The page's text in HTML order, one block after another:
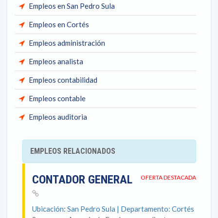
Empleos en San Pedro Sula
Empleos en Cortés
Empleos administración
Empleos analista
Empleos contabilidad
Empleos contable
Empleos auditoria
EMPLEOS RELACIONADOS
OFERTA DESTACADA
CONTADOR GENERAL
Ubicación: San Pedro Sula | Departamento: Cortés